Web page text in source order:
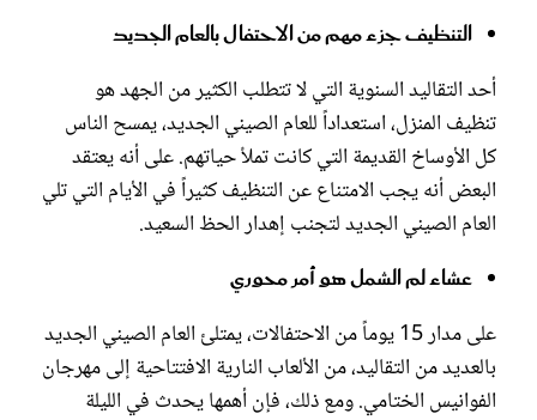
التنظيف جزء مهم من الاحتفال بالعام الجديد
أحد التقاليد السنوية التي لا تتطلب الكثير من الجهد هو
تنظيف المنزل، استعداداً للعام الصيني الجديد، يمسح الناس
كل الأوساخ القديمة التي كانت تملأ حياتهم. على أنه يعتقد
البعض أنه يجب الامتناع عن التنظيف كثيراً في الأيام التي تلي
العام الصيني الجديد لتجنب إهدار الحظ السعيد.
عشاء لم الشمل هو أمر محوري
على مدار 15 يوماً من الاحتفالات، يمتلئ العام الصيني الجديد
بالعديد من التقاليد، من الألعاب النارية الافتتاحية إلى مهرجان
الفوانيس الختامي. ومع ذلك، فإن أهمها يحدث في الليلة